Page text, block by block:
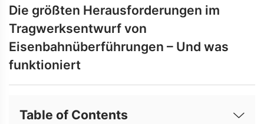
Die größten Herausforderungen im
Tragwerksentwurf von
Eisenbahnüberführungen – Und was
funktioniert
Table of Contents